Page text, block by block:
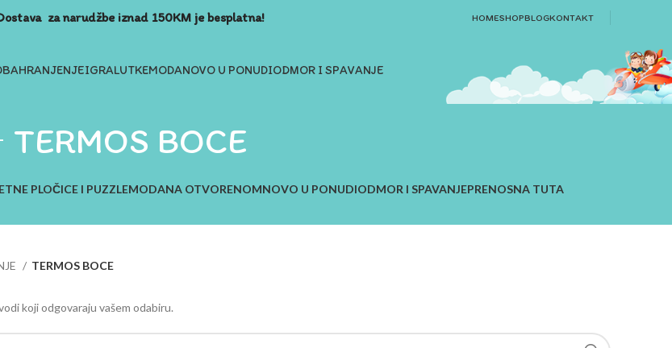
za narudžbe iznad 150KM je besplatna! HOMESHOPBLOGKONTAKT
HRANJENJEIGRALUTKEMODANOVO U PONUDIODMOR I SPAVANJE
TERMOS BOCE
PLOČICE I PUZZLEMODANA OTVORENOMNOVO U PONUDIODMOR I SPAVANJEPRENOSNA TUTA
TERMOS BOCE
koji odgovaraju vašem odabiru.